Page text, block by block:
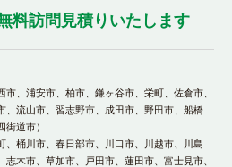
料訪問見積りいたします
市、浦安市、柏市、鎌ヶ谷市、栄町、佐倉市、
、流山市、習志野市、成田市、野田市、船橋
道市）
、桶川市、春日部市、川口市、川越市、川島
木市、草加市、戸田市、蓮田市、富士見市、